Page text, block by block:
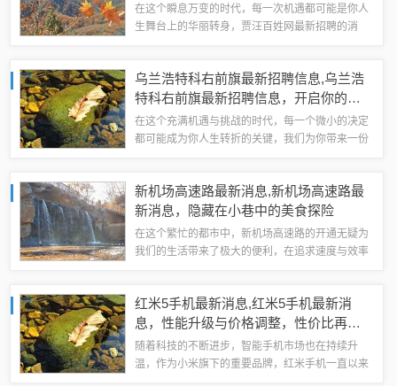
在这个瞬息万变的时代，每一次机遇都可能是你人
生舞台上的华丽转身，贾汪百姓网最新招聘的消
生，还是寻求新挑战的职场老将，这里都有属于
你...
乌兰浩特科右前旗最新招聘信息,乌兰浩
特科右前旗最新招聘信息，开启你的蜕
变之旅
在这个充满机遇与挑战的时代，每一个微小的决定
都可能成为你人生转折的关键，我们为你带来一份
我提升的旅程，让我们一起踏上这段旅程，探...
新机场高速路最新消息,新机场高速路最
新消息，隐藏在小巷中的美食探险
在这个繁忙的都市中，新机场高速路的开通无疑为
我们的生活带来了极大的便利，在追求速度与效率
上这场隐藏在小巷中的美食探险之旅，去发现...
红米5手机最新消息,红米5手机最新消
息，性能升级与价格调整，性价比再创
新高
随着科技的不断进步，智能手机市场也在持续升
温，作为小米旗下的重要品牌，红米手机一直以来